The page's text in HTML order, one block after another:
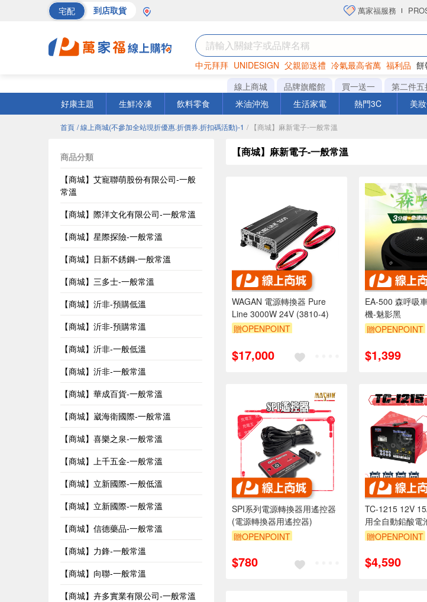
宅配 到店取貨 萬家福服務
中元拜拜 UNIDESIGN 父親節送禮 冷氣最高省萬 福利品 餅
罐頭 海苔 洋芋片
線上商城 品牌旗艦館 買一送一 第二件五
好康主題
生鮮冷凍 飲料零食 米油沖泡 生活家電 熱門3C 美
首頁 / 線上商城(不參加全站現折優惠.折價券.折扣碼活動)-1 / 【商城】麻新電子-一般常溫
商品分類
【商城】艾寵聯萌股份有限公司-一般
常溫
【商城】際洋文化有限公司-一般常溫
【商城】星際探險-一般常溫
【商城】日新不銹鋼-一般常溫
【商城】三多士-一般常溫
【商城】沂非-預購低溫
【商城】沂非-預購常溫
【商城】沂非-一般低溫
【商城】沂非-一般常溫
【商城】華成百貨-一般常溫
【商城】崴海衛國際-一般常溫
【商城】喜樂之泉-一般常溫
【商城】上千五金-一般常溫
【商城】立新國際-一般低溫
【商城】立新國際-一般常溫
【商城】信德藥品-一般常溫
【商城】力鋒-一般常溫
【商城】向聯-一般常溫
【商城】卉多實業有限公司-一般常溫
【商城】麻新電子-一般常溫
WAGAN 電源轉換器 Pure
Line 3000W 24V (3810-4)
贈OPENPOINT
$17,000
EA-500 森呼吸
機-魅影黑
贈OPENPOINT
$1,399
SPI系列電源轉換器用遙控器
(電源轉換器用遙控器)
贈OPENPOINT
$780
TC-1215 12V
用全自動鉛酸電
贈OPENPOINT
$4,590